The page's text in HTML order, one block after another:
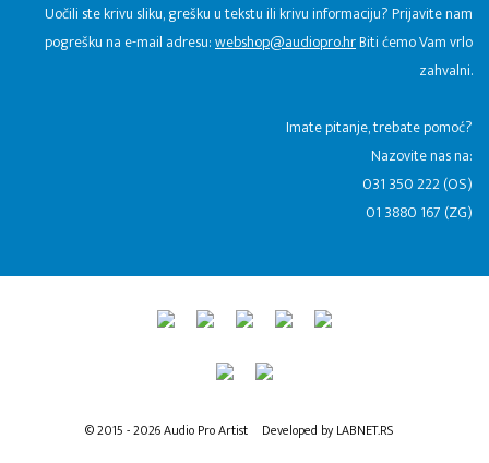
Uočili ste krivu sliku, grešku u tekstu ili krivu informaciju? Prijavite nam
pogrešku na e-mail adresu:webshop@audiopro.hrBiti ćemo Vam vrlo
zahvalni.
​Imate pitanje, trebate pomoć?
Nazovite nas na:
031 350 222 (OS)
01 3880 167 (ZG)
© 2015 - 2026 Audio Pro Artist Developed by LABNET.RS